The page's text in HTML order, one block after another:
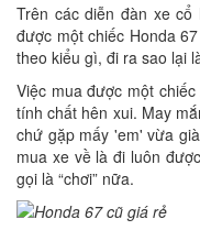
Trên các diễn đàn xe
được một chiếc Honda
theo kiểu gì, đi ra sao lại
Việc mua được một
tính chất hên xui. May
chứ gặp mấy 'em' vừa
mua xe về là đi luôn
gọi là “chơi” nữa.